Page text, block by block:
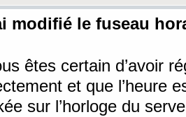
modifié le fuseau
êtes certain d’avoir
et que l’heure
sur l’horloge du